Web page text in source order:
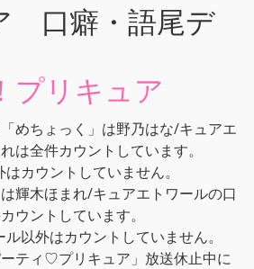
口癖・語尾デ
プリキュア
「めちょっく」は野乃はな/キュアエ
は全件カウントしています。
カウントしていません。
は輝木ほまれ/キュアエトワールの口
ウントしています。
以外はカウントしていません。
ーティ♡プリキュア」放送休止中に